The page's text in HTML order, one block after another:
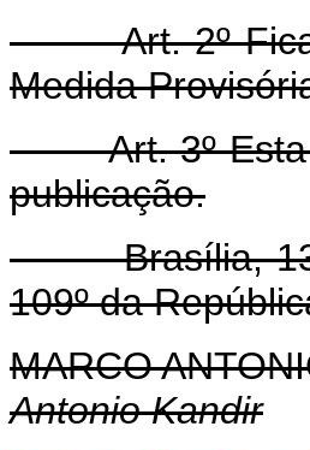
Art. 2º Ficam
Medida
Art. 3º Esta
publicação.
Brasília, 13 de
109º da
MARCO
Antonio Kandir